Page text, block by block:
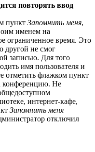
повторять ввод
пункт Запомнить меня,
именем на
ограниченное время. Это
другой не смог
записью. Для того
имя пользователя и
отметить флажком пункт
конференцию. Не
интернет-кафе,
Запомнить меня
отключил